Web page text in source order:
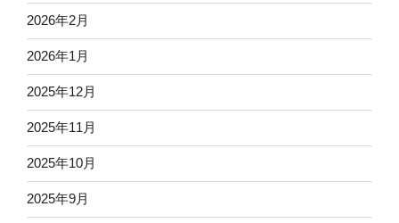
2026年2月
2026年1月
2025年12月
2025年11月
2025年10月
2025年9月